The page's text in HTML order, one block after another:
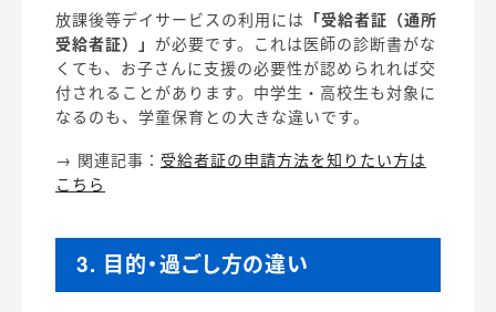
放課後等デイサービスの利用には 「受給者証（通所
受給者証）」 が必要です。これは医師の診断書がな
くても、お子さんに支援の必要性が認められれば交
付されることがあります。中学生・高校生も対象に
なるのも、学童保育との大きな違いです。
→ 関連記事： 受給者証の申請方法を知りたい方は
こちら
3. 目的・過ごし方の違い